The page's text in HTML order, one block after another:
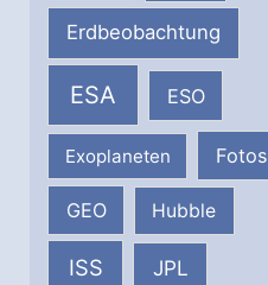
Erdbeobachtung
ESA ESO
Exoplaneten Fotos
GEO Hubble
ISS JPL